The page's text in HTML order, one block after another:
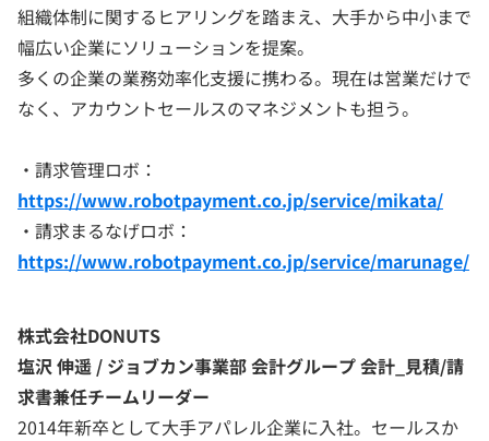
組織体制に関するヒアリングを踏まえ、大手から中小まで
幅広い企業にソリューションを提案。
多くの企業の業務効率化支援に携わる。現在は営業だけで
なく、アカウントセールスのマネジメントも担う。
・請求管理ロボ：
https://www.robotpayment.co.jp/service/mikata/
・請求まるなげロボ：
https://www.robotpayment.co.jp/service/marunage/
株式会社DONUTS
塩沢 伸遥 / ジョブカン事業部 会計グループ 会計_見積/請
求書兼任チームリーダー
2014年新卒として大手アパレル企業に入社。セールスか